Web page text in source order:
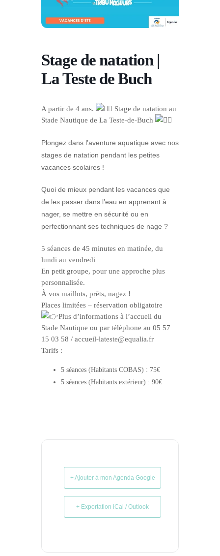
Stage de natation |
La Teste de Buch
A partir de 4 ans.
Stage de natation au
Stade Nautique de La Teste-de-Buch
Plongez dans l’aventure aquatique avec nos
stages de natation pendant les petites
vacances scolaires !
Quoi de mieux pendant les vacances que
de les passer dans l’eau en apprenant à
nager, se mettre en sécurité ou en
perfectionnant ses techniques de nage ?
5 séances de 45 minutes en matinée, du
lundi au vendredi
En petit groupe, pour une approche plus
personnalisée.
À vos maillots, prêts, nagez !
Places limitées – réservation obligatoire
Plus d’informations à l’accueil du
Stade Nautique ou par téléphone au 05 57
15 03 58 / accueil-lateste@equalia.fr
Tarifs :
5 séances (Habitants COBAS) : 75€
5 séances (Habitants extérieur) : 90€
+ Ajouter à mon Agenda Google
+ Exportation iCal / Outlook